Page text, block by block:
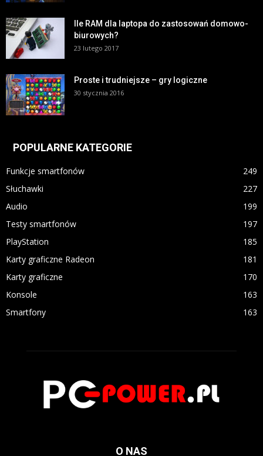
Ile RAM dla laptopa do zastosowań domowo-
biurowych?
23 lutego 2017
Proste i trudniejsze – gry logiczne
30 stycznia 2016
POPULARNE KATEGORIE
Funkcje smartfonów
249
Słuchawki
227
Audio
199
Testy smartfonów
197
PlayStation
185
Karty graficzne Radeon
181
Karty graficzne
170
Konsole
163
Smartfony
163
O NAS